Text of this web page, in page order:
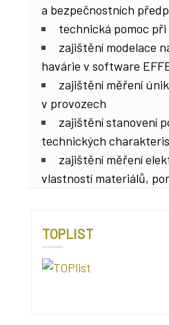
a bezpečnostních
technická pomoc při
zajištění modelace
havárie v software
zajištění měření
v provozech
zajištění stanovení
technických
zajištění měření
vlastností materiálů,
TOPLIST